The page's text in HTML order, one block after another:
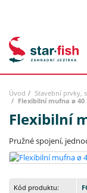
Úvod Stavební prvky,
Flexibilní mufna ø 40
Flexibilní
Pružné spojení,
Kód produktu: